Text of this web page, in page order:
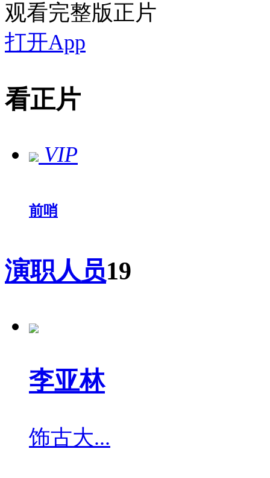
观看完整版正片
打开App
看正片
VIP
前哨
演职人员19
李亚林
饰古大...